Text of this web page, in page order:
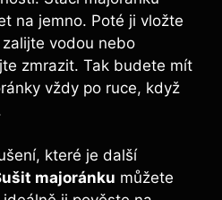
na jemno. Poté ji vložte
vodou nebo
zmrazit. Tak budete mít
vždy po ruce, když
které je další
majoránku můžete